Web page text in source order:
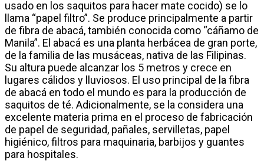
usado en los saquitos para hacer mate cocido) se lo
llama “papel filtro”. Se produce principalmente a partir
de fibra de abacá, también conocida como “cáñamo de
Manila”. El abacá es una planta herbácea de gran porte,
de la familia de las musáceas, nativa de las Filipinas.
Su altura puede alcanzar los 5 metros y crece en
lugares cálidos y lluviosos. El uso principal de la fibra
de abacá en todo el mundo es para la producción de
saquitos de té. Adicionalmente, se la considera una
excelente materia prima en el proceso de fabricación
de papel de seguridad, pañales, servilletas, papel
higiénico, filtros para maquinaria, barbijos y guantes
para hospitales.